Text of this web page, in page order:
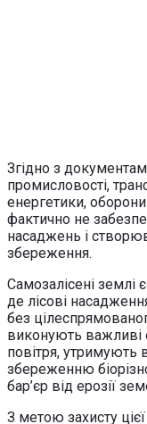
Згідно з
промисловості,
енергетики,
фактично не
насаджень і
збереження.
Самозалісені землі
де лісові
без
виконують важливі
повітря, утримують
збереженню
бар’єр від ерозії
З метою захисту